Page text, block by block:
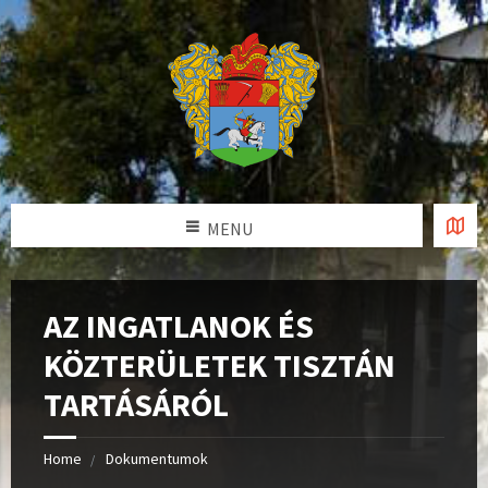
MENU
AZ INGATLANOK ÉS
KÖZTERÜLETEK TISZTÁN
TARTÁSÁRÓL
Home Dokumentumok